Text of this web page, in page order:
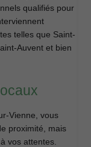
qualifiés pour
telles que Saint-
Auvent et bien
Vienne, vous
proximité, mais
vos attentes.